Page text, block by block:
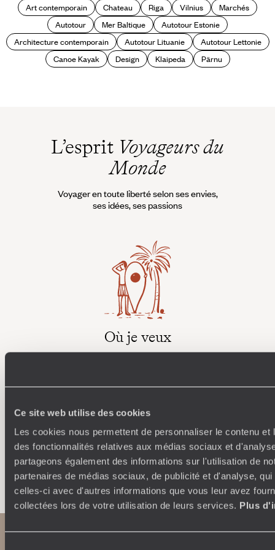
Ce site web utilise des cookies
Les cookies nous permettent de personnaliser le contenu et
des fonctionnalités relatives aux médias sociaux et
partageons également des informations sur l'utilisation de
partenaires de médias sociaux, de publicité et d'analyse,
celles-ci avec d'autres informations que vous leur avez
collectées lors de votre utilisation de leurs services. Plus
Art contemporain
Chateau Riga Vilnius
Marchés
Autotour
Mer Baltique
Autotour Estonie
Architecture contemporain
Autotour Lituanie
Autotour Lettonie
Canoe Kayak
Design Klaipeda Pärnu
L’esprit Voyageurs du
Monde
Voyager en toute liberté selon ses envies,
ses idées, ses passions
Où je veux
inspirent et créent un voyage ultra-personnalisé :
Faites créer votre voyage